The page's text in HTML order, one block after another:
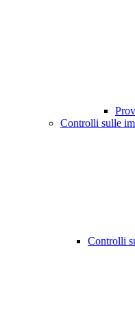
Controlli sulle
Controlli